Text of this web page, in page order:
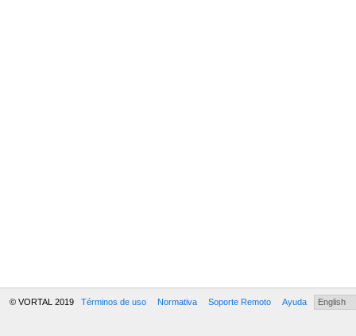
© VORTAL 2019 Términos de uso Normativa Soporte Remoto Ayuda